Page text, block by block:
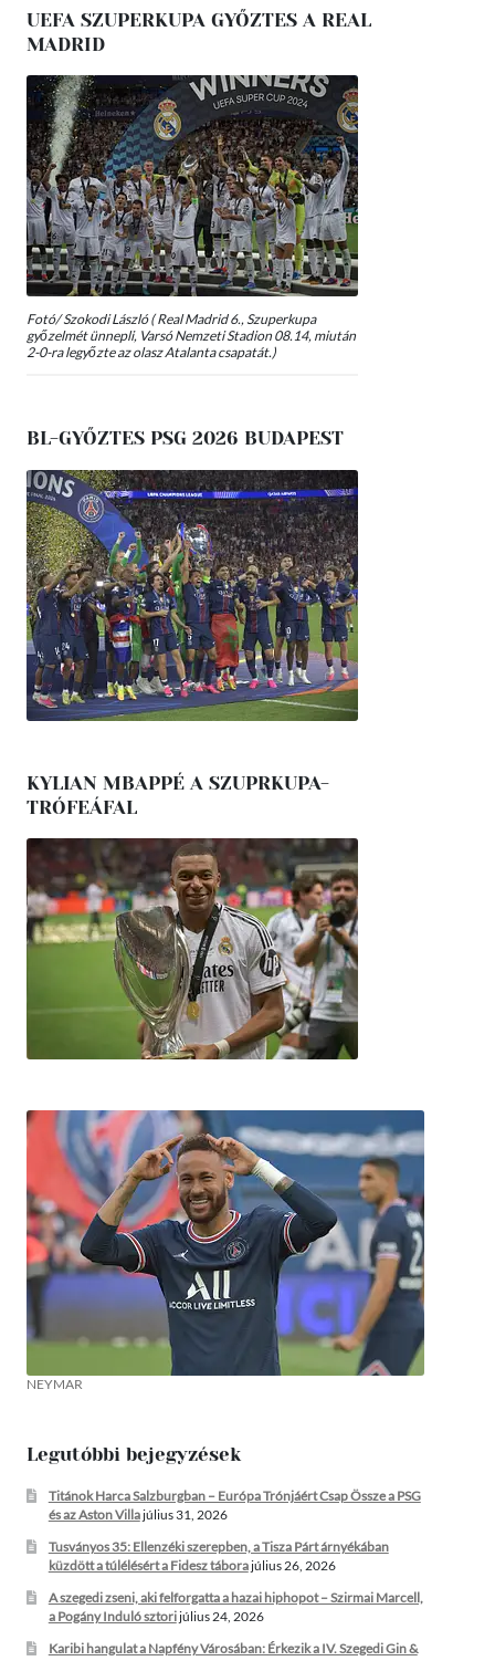
UEFA SZUPERKUPA GYŐZTES A REAL
MADRID
Fotó/ Szokodi László ( Real Madrid 6., Szuperkupa
győzelmét ünnepli, Varsó Nemzeti Stadion 08.14, miután
2-0-ra legyőzte az olasz Atalanta csapatát.)
BL-GYŐZTES PSG 2026 BUDAPEST
KYLIAN MBAPPÉ A SZUPRKUPA-
TRÓFEÁFAL
NEYMAR
Legutóbbi bejegyzések
Titánok Harca Salzburgban – Európa Trónjáért Csap Össze a PSG
és az Aston Villajúlius 31, 2026
Tusványos 35: Ellenzéki szerepben, a Tisza Párt árnyékában
küzdött a túlélésért a Fidesz táborajúlius 26, 2026
A szegedi zseni, aki felforgatta a hazai hiphopot – Szirmai Marcell,
a Pogány Induló sztorijúlius 24, 2026
Karibi hangulat a Napfény Városában: Érkezik a IV. Szegedi Gin &